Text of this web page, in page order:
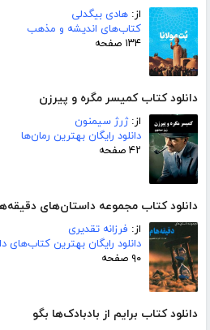
از: هادی بیگدلی
کتاب‌های اندیشه و مذهب
۱۳۴ صفحه
دانلود کتاب کمیسر مگره و پیرزن
از:ژرژ سیمنون
دانلود رایگان بهترین رمان‌ها
۴۲ صفحه
دانلود کتاب مجموعه داستان‌های
از: فرزانه تقدیری
دانلود رایگان بهترین کتاب‌های
۹۰ صفحه
دانلود کتاب برایم از بادبادک‌ها بگو